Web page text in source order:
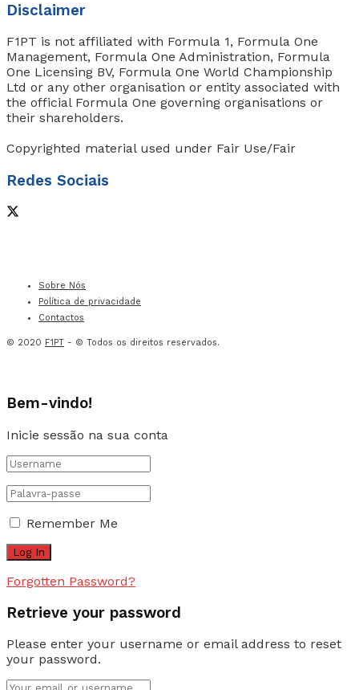
Disclaimer
F1PT is not affiliated with Formula 1, Formula One
Management, Formula One Administration, Formula
One Licensing BV, Formula One World Championship
Ltd or any other organisation or entity associated with
the official Formula One governing organisations or
their shareholders.
Copyrighted material used under Fair Use/Fair
Redes Sociais
Sobre Nós
Política de privacidade
Contactos
© 2020 F1PT - © Todos os direitos reservados.
Bem-vindo!
Inicie sessão na sua conta
Remember Me
Forgotten Password?
Retrieve your password
Please enter your username or email address to reset
your password.